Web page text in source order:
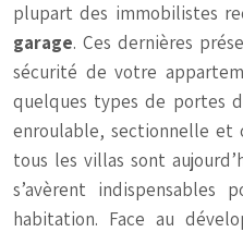
plupart des immobilistes
garage. Ces dernières
sécurité de votre
quelques types de portes
enroulable, sectionnelle et
tous les villas sont
s’avèrent
habitation. Face au